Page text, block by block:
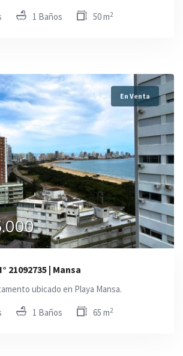
1 Baños 50 m2
En Venta
21092735 | Mansa
ubicado en Playa Mansa.
1 Baños 65 m2